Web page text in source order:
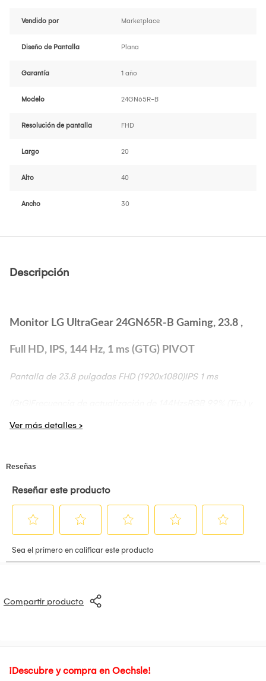
Vendido por Marketplace
Diseño de Pantalla Plana
Garantía 1 año
Modelo 24GN65R-B
Resolución de pantalla FHD
Largo 20
Alto 40
Ancho 30
Descripción
Monitor LG UltraGear 24GN65R-B Gaming, 23.8 ,
Full HD, IPS, 144 Hz, 1 ms (GTG) PIVOT
Pantalla de 23.8 pulgadas FHD (1920x1080)IPS 1 ms
HDR10AMD FreeSync™ PremiumSoporte ajustable en altura,
Características
Pantalla de 23.8 pulgadas FHD (1920x1080)
IPS 1 ms (GtG)
Frecuencia de actualización de 144Hz
Soporte ajustable en altura, inclinación y pivote
HDMIX2, DP
Compartir producto
¡Descubre y compra en Oechsle!